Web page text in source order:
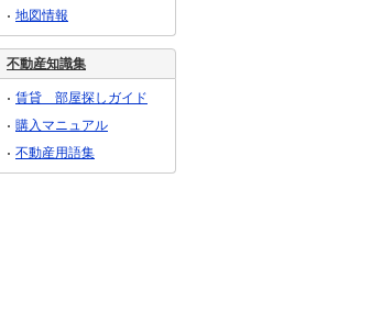
地図情報
不動産知識集
賃貸 部屋探しガイド
購入マニュアル
不動産用語集